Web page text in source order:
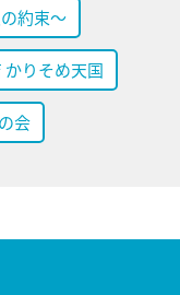
約束～
かりそめ天国
会